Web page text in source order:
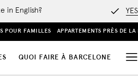
in English? YES
POUR FAMILLES APPARTEMENTS PRÈS DE LA
QUOI FAIRE À BARCELONE